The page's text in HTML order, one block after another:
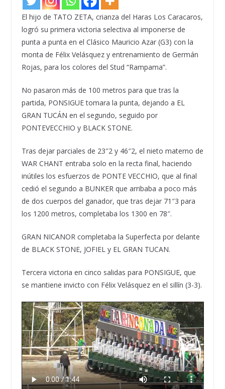
El hijo de TATO ZETA, crianza del Haras Los Caracaros,
logró su primera victoria selectiva al imponerse de
punta a punta en el Clásico Mauricio Azar (G3) con la
monta de Félix Velásquez y entrenamiento de Germán
Rojas, para los colores del Stud “Rampama”.
No pasaron más de 100 metros para que tras la
partida, PONSIGUE tomara la punta, dejando a EL
GRAN TUCÁN en el segundo, seguido por
PONTEVECCHIO y BLACK STONE.
Tras dejar parciales de 23″2 y 46″2, el nieto materno de
WAR CHANT entraba solo en la recta final, haciendo
inútiles los esfuerzos de PONTE VECCHIO, que al final
cedió el segundo a BUNKER que arribaba a poco más
de dos cuerpos del ganador, que tras dejar 71″3 para
los 1200 metros, completaba los 1300 en 78″.
GRAN NICANOR completaba la Superfecta por delante
de BLACK STONE, JOFIEL y EL GRAN TUCAN.
Tercera victoria en cinco salidas para PONSIGUE, que
se mantiene invicto con Félix Velásquez en el sillín (3-3).